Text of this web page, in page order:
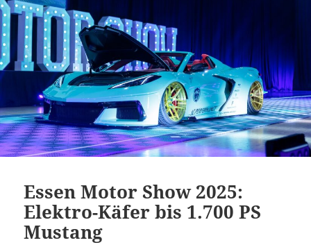
Essen Motor Show 2025:
Elektro-Käfer bis 1.700 PS
Mustang